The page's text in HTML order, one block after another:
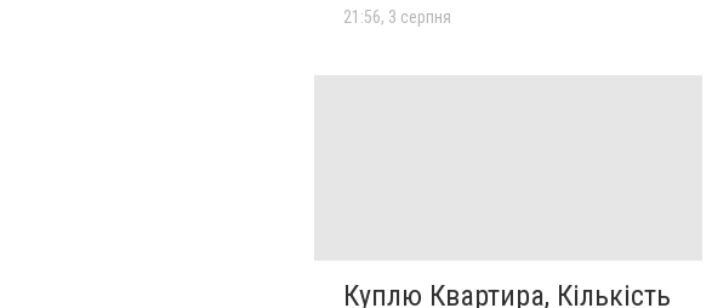
21:56, 3 серпня
Куплю Квартира, Кількість